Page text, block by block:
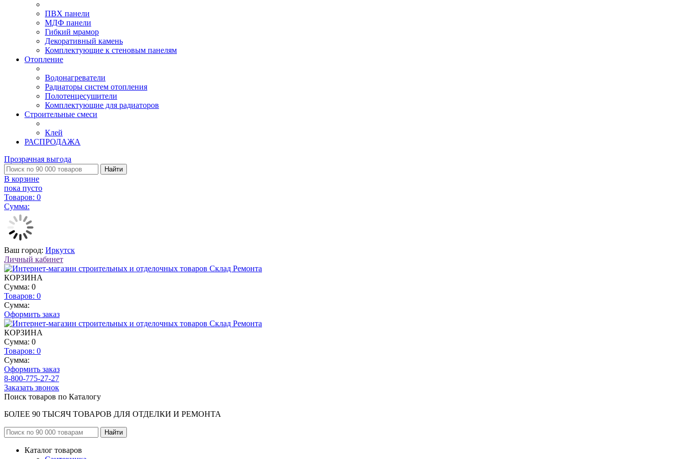
ПВХ панели
МДФ панели
Гибкий мрамор
Декоративный камень
Комплектующие к стеновым панелям
Отопление
Водонагреватели
Радиаторы систем отопления
Полотенцесушители
Комплектующие для радиаторов
Строительные смеси
Клей
РАСПРОДАЖА
Прозрачная выгода
Найти
В корзине
пока пусто
Товаров: 0
Сумма:
Ваш город: Иркутск
Личный кабинет
КОРЗИНА
Сумма: 0
Товаров: 0
Сумма:
Оформить заказ
КОРЗИНА
Сумма: 0
Товаров: 0
Сумма:
Оформить заказ
8-800-775-27-27
Заказать звонок
Поиск товаров по Каталогу
БОЛЕЕ 90 ТЫСЯЧ ТОВАРОВ ДЛЯ ОТДЕЛКИ И РЕМОНТА
Каталог товаров